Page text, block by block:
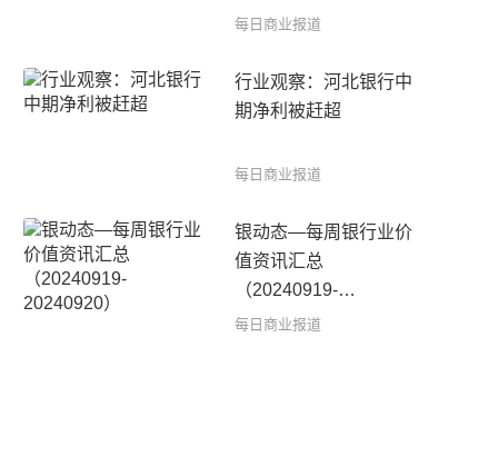
每日商业报道
行业观察：河北银行中
期净利被赶超
每日商业报道
银动态—每周银行业价
值资讯汇总
（20240919-
20240920）
每日商业报道